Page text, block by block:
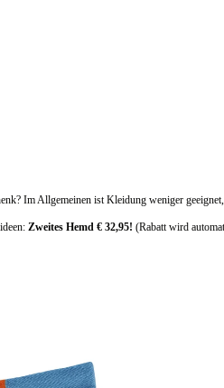
Im Allgemeinen ist Kleidung weniger
Zweites Hemd € 32,95! (Rabatt wird